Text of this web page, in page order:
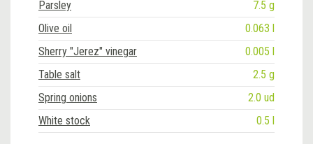
Parsley
7.5 g
Olive oil
0.063 l
Sherry "Jerez" vinegar
0.005 l
Table salt
2.5 g
Spring onions
2.0 ud
White stock
0.5 l